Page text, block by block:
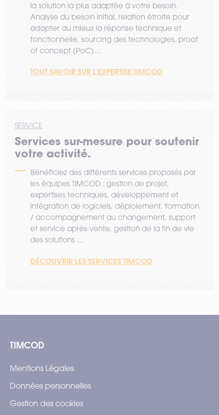
la solution la plus adaptée à votre besoin.
Analyse du besoin initial, relation étroite pour
adapter au mieux la réponse technique et
fonctionnelle, sourcing des technologies, proof
of concept (PoC)…
TOUT SAVOIR SUR L'EXPERTISE TIMCOD
SERVICE
Services sur-mesure pour soutenir
votre activité.
Bénéficiez des différents services proposés par
les équipes TIMCOD : gestion de projet,
expertises techniques, développement et
intégration de logiciels, déploiement, formation
/ accompagnement au changement, support
et service après-vente, gestion de la fin de vie
des solutions ...
DÉCOUVRIR LES SERVICES TIMCOD
TIMCOD
Mentions Légales
Données personnelles
Gestion des cookies